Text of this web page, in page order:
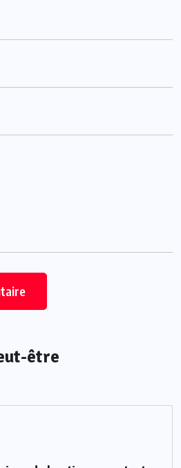
être